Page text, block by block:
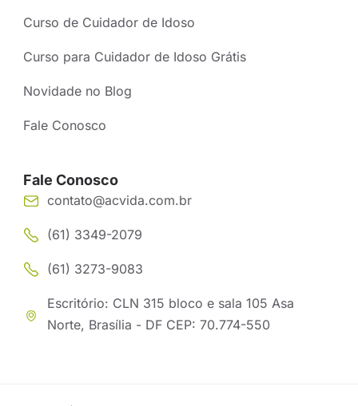
Curso de Cuidador de Idoso
Curso para Cuidador de Idoso Grátis
Novidade no Blog
Fale Conosco
Fale Conosco
contato@acvida.com.br
(61) 3349-2079
(61) 3273-9083
Escritório: CLN 315 bloco e sala 105 Asa
Norte, Brasília - DF CEP: 70.774-550